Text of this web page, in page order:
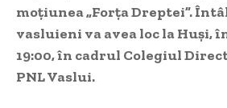
moțiunea „Forța Dreptei”.
vasluieni va avea loc la Huși,
19:00, în cadrul Colegiul
PNL Vaslui.